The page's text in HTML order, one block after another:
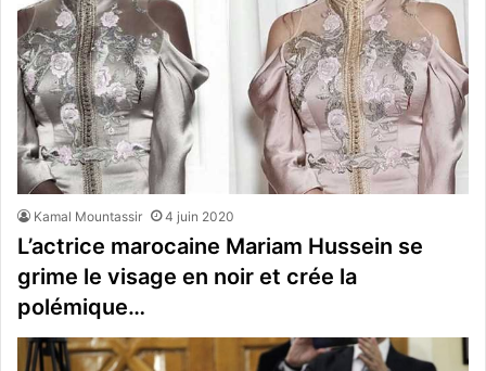
Kamal Mountassir 4 juin 2020
L’actrice marocaine Mariam Hussein se
grime le visage en noir et crée la
polémique…